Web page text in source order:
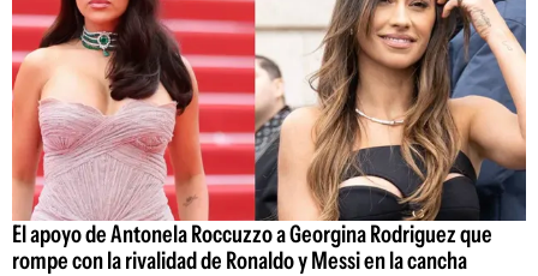
El apoyo de Antonela Roccuzzo a Georgina Rodriguez que
rompe con la rivalidad de Ronaldo y Messi en la cancha